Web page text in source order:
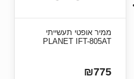
ממיר אופטי תעשייתי
PLANET IFT-805AT
₪775